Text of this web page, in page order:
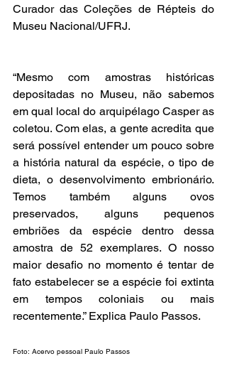
Curador das Coleções de Répteis do
Museu Nacional/UFRJ.
“Mesmo com amostras históricas
depositadas no Museu, não sabemos
em qual local do arquipélago Casper as
coletou. Com elas, a gente acredita que
será possível entender um pouco sobre
a história natural da espécie, o tipo de
dieta, o desenvolvimento embrionário.
Temos também alguns ovos
preservados, alguns pequenos
embriões da espécie dentro dessa
amostra de 52 exemplares. O nosso
maior desafio no momento é tentar de
fato estabelecer se a espécie foi extinta
em tempos coloniais ou mais
recentemente.” Explica Paulo Passos.
Foto: Acervo pessoal Paulo Passos